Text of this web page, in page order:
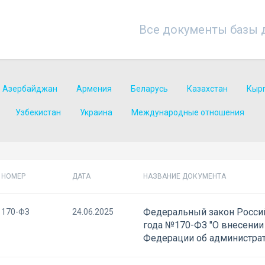
Все документы базы
Азербайджан Армения Беларусь Казахстан
Узбекистан Украина Международные отношения
НОМЕР ДАТА НАЗВАНИЕ ДОКУМЕНТА
170-ФЗ 24.06.2025
Федеральный закон
года №170-ФЗ "О
Федерации об